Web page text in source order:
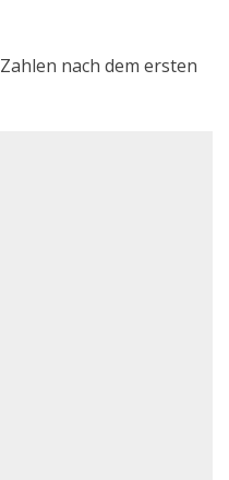
nach dem ersten